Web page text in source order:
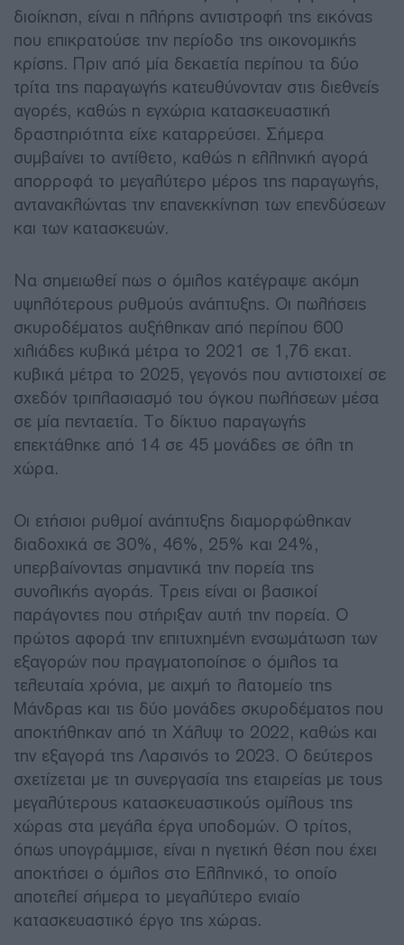
διοίκηση, είναι η πλήρης αντιστροφή της εικόνας
που επικρατούσε την περίοδο της οικονομικής
κρίσης. Πριν από μία δεκαετία περίπου τα δύο
τρίτα της παραγωγής κατευθύνονταν στις διεθνείς
αγορές, καθώς η εγχώρια κατασκευαστική
δραστηριότητα είχε καταρρεύσει. Σήμερα
συμβαίνει το αντίθετο, καθώς η ελληνική αγορά
απορροφά το μεγαλύτερο μέρος της παραγωγής,
αντανακλώντας την επανεκκίνηση των επενδύσεων
και των κατασκευών.
Να σημειωθεί πως ο όμιλος κατέγραψε ακόμη
υψηλότερους ρυθμούς ανάπτυξης. Οι πωλήσεις
σκυροδέματος αυξήθηκαν από περίπου 600
χιλιάδες κυβικά μέτρα το 2021 σε 1,76 εκατ.
κυβικά μέτρα το 2025, γεγονός που αντιστοιχεί σε
σχεδόν τριπλασιασμό του όγκου πωλήσεων μέσα
σε μία πενταετία. Το δίκτυο παραγωγής
επεκτάθηκε από 14 σε 45 μονάδες σε όλη τη
χώρα.
Οι ετήσιοι ρυθμοί ανάπτυξης διαμορφώθηκαν
διαδοχικά σε 30%, 46%, 25% και 24%,
υπερβαίνοντας σημαντικά την πορεία της
συνολικής αγοράς. Τρεις είναι οι βασικοί
παράγοντες που στήριξαν αυτή την πορεία. Ο
πρώτος αφορά την επιτυχημένη ενσωμάτωση των
εξαγορών που πραγματοποίησε ο όμιλος τα
τελευταία χρόνια, με αιχμή το λατομείο της
Μάνδρας και τις δύο μονάδες σκυροδέματος που
αποκτήθηκαν από τη Χάλυψ το 2022, καθώς και
την εξαγορά της Λαρσινός το 2023. Ο δεύτερος
σχετίζεται με τη συνεργασία της εταιρείας με τους
μεγαλύτερους κατασκευαστικούς ομίλους της
χώρας στα μεγάλα έργα υποδομών. Ο τρίτος,
όπως υπογράμμισε, είναι η ηγετική θέση που έχει
αποκτήσει ο όμιλος στο Ελληνικό, το οποίο
αποτελεί σήμερα το μεγαλύτερο ενιαίο
κατασκευαστικό έργο της χώρας.